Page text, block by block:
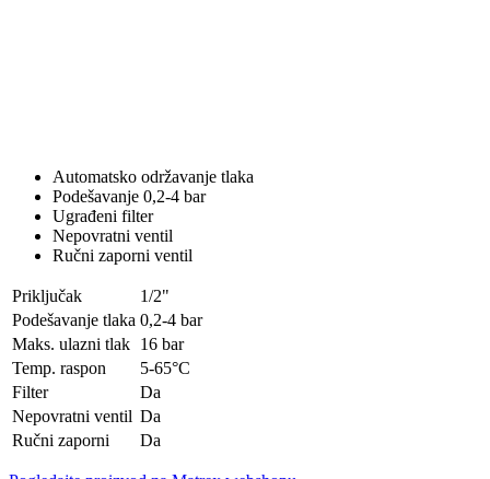
Automatsko održavanje tlaka
Podešavanje 0,2-4 bar
Ugrađeni filter
Nepovratni ventil
Ručni zaporni ventil
Priključak
1/2"
Podešavanje tlaka 0,2-4 bar
Maks. ulazni tlak 16 bar
Temp. raspon
5-65°C
Filter
Da
Nepovratni ventil Da
Ručni zaporni
Da